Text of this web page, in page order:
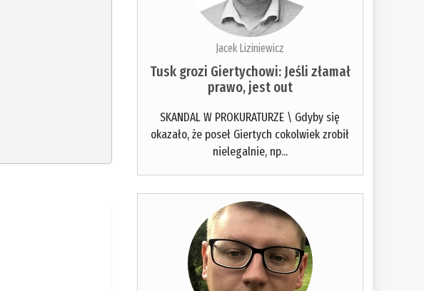
Jacek Liziniewicz
Tusk grozi Giertychowi: Jeśli złamał
prawo, jest out
SKANDAL W PROKURATURZE \ Gdyby się
okazało, że poseł Giertych cokolwiek zrobił
nielegalnie, np...